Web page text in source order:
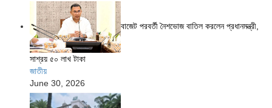
বাজেট পরবর্তী নৈশভোজ বাতিল করলেন প্রধানমন্ত্রী,
সাশ্রয় ৫০ লাখ টাকা
জাতীয়
June 30, 2026